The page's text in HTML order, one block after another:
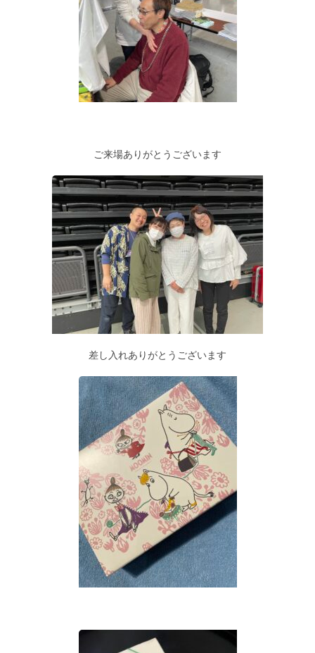
ご来場ありがとうございます
差し入れありがとうございます